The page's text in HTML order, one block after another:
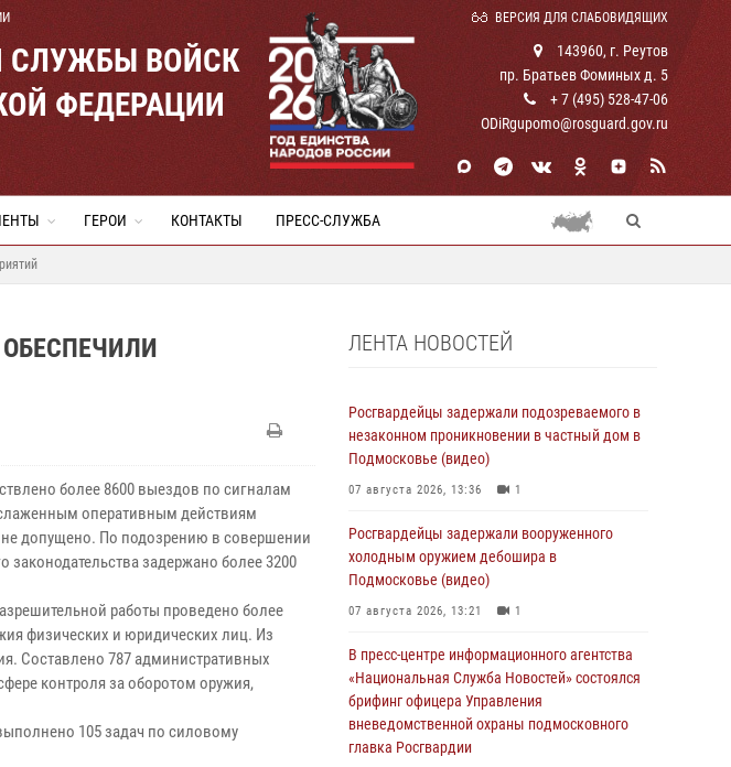
ВЕРСИЯ ДЛЯ СЛАБОВИДЯЩИХ
СЛУЖБЫ ВОЙСК
ФЕДЕРАЦИИ
143960, г. Реутов
пр. Братьев Фоминых д. 5
+ 7 (495) 528-47-06
ODiRgupomo@rosguard.gov.ru
ГЕРОИ КОНТАКТЫ ПРЕСС-СЛУЖБА
более 8600 выездов по сигналам
оперативным действиям
допущено. По подозрению в совершении
задержано более 3200
работы проведено более
физических и юридических лиц. Из
Составлено 787 административных
контроля за оборотом оружия,
105 задач по силовому
ЛЕНТА НОВОСТЕЙ
Росгвардейцы задержали подозреваемого в
незаконном проникновении в частный дом в
Подмосковье (видео)
07 августа 2026, 13:36 1
Росгвардейцы задержали вооруженного
холодным оружием дебошира в
Подмосковье (видео)
07 августа 2026, 13:21 1
В пресс-центре информационного агентства
«Национальная Служба Новостей» состоялся
брифинг офицера Управления
вневедомственной охраны подмосковного
главка Росгвардии